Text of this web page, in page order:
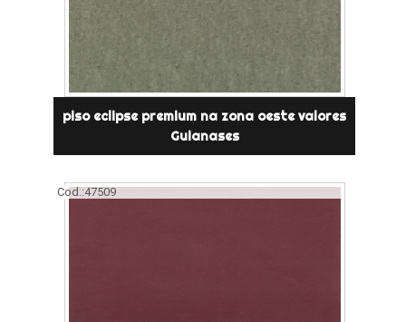
piso eclipse premium na zona oeste valores
Guianases
Cod.:47509